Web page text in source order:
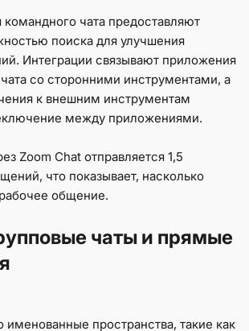
чата предоставляют
поиска для улучшения
Интеграции связывают приложения
со сторонними инструментами, а
к внешним инструментам
между приложениями.
Zoom Chat отправляется 1,5
что показывает, насколько
общение.
чаты и прямые
пространства, такие как